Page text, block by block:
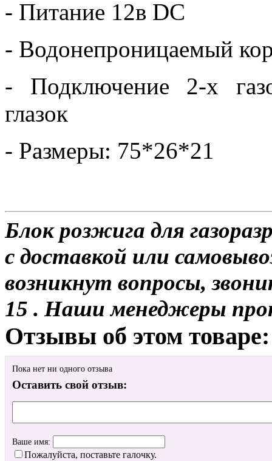
- Питание 12в DC
- Водонепроницаемый
- Подключение 2-х
глазок
- Размеры: 75*26*21
Блок розжига для
с доставкой или
возникнут вопросы,
15 . Наши менеджеры
Отзывы об этом товаре:
Пока нет ни одного отзыва
Оставить свой отзыв:
Ваше имя:
Пожалуйста, поставьте галочку.